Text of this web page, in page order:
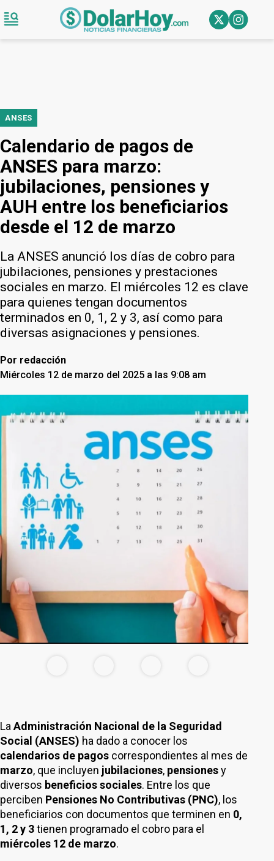
ANSES
Calendario de pagos de
ANSES para marzo:
jubilaciones, pensiones y
AUH entre los beneficiarios
desde el 12 de marzo
La ANSES anunció los días de cobro para
jubilaciones, pensiones y prestaciones
sociales en marzo. El miércoles 12 es clave
para quienes tengan documentos
terminados en 0, 1, 2 y 3, así como para
diversas asignaciones y pensiones.
Por redacción
Miércoles 12 de marzo del 2025 a las 9:08 am
La Administración Nacional de la Seguridad
Social (ANSES) ha dado a conocer los
calendarios de pagos correspondientes al mes de
marzo, que incluyen jubilaciones, pensionesy
diversos beneficios sociales. Entre los que
perciben Pensiones No Contributivas (PNC), los
beneficiarios con documentos que terminen en 0,
1, 2 y 3tienen programado el cobro para el
miércoles 12 de marzo.